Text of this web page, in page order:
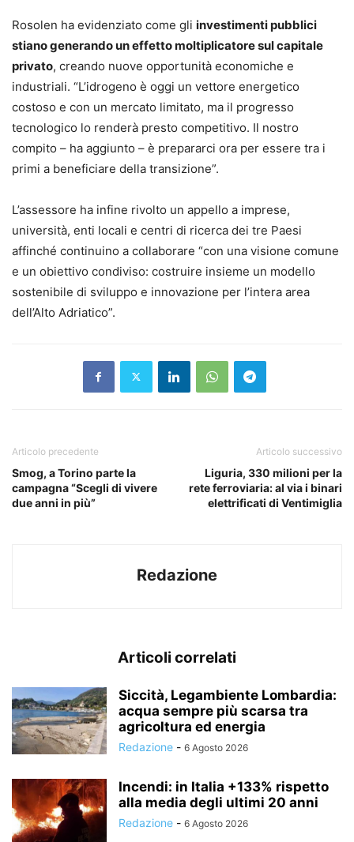
Rosolen ha evidenziato come gli investimenti pubblici
stiano generando un effetto moltiplicatore sul capitale
privato, creando nuove opportunità economiche e
industriali. “L’idrogeno è oggi un vettore energetico
costoso e con un mercato limitato, ma il progresso
tecnologico lo renderà presto competitivo. Il nostro
compito – ha aggiunto – è prepararci ora per essere tra i
primi a beneficiare della transizione”.
L’assessore ha infine rivolto un appello a imprese,
università, enti locali e centri di ricerca dei tre Paesi
affinché continuino a collaborare “con una visione comune
e un obiettivo condiviso: costruire insieme un modello
sostenibile di sviluppo e innovazione per l’intera area
dell’Alto Adriatico”.
Articolo precedente
Smog, a Torino parte la
campagna “Scegli di vivere
due anni in più”
Articolo successivo
Liguria, 330 milioni per la
rete ferroviaria: al via i binari
elettrificati di Ventimiglia
Redazione
Articoli correlati
Siccità, Legambiente Lombardia:
acqua sempre più scarsa tra
agricoltura ed energia
Redazione - 6 Agosto 2026
Incendi: in Italia +133% rispetto
alla media degli ultimi 20 anni
Redazione - 6 Agosto 2026